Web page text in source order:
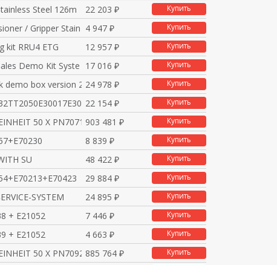
Steel 126m 22 203 ₽ Купить
/ Gripper Stain 4 947 ₽ Купить
kit RRU4 ETG 12 957 ₽ Купить
Demo Kit Syste 17 016 ₽ Купить
demo box version 2 24 978 ₽ Купить
22 154 ₽ Купить
50 X PN7071 903 481 ₽ Купить
8 839 ₽ Купить
SU 48 422 ₽ Купить
29 884 ₽ Купить
SYSTEM 24 895 ₽ Купить
+ E21052 7 446 ₽ Купить
+ E21052 4 663 ₽ Купить
50 X PN7092 885 764 ₽ Купить